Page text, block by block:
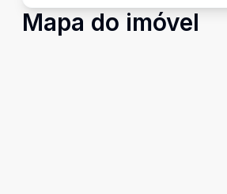
Mapa do imóvel